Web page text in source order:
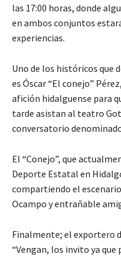
las 17:00 horas, donde
en ambos conjuntos
experiencias.
Uno de los históricos que
es Óscar “El conejo”
afición hidalguense para
tarde asistan al teatro
conversatorio
El “Conejo”, que
Deporte Estatal en
compartiendo el
Ocampo y entrañable
Finalmente; el exportero
“Vengan, los invito ya